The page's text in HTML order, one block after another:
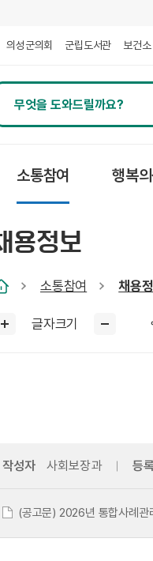
의성군의회 군립도서관 보건소
소통참여 행복
용정보
소통참여 채용
글자크기
작성자 사회보장과 등
(공고문) 2026년 통합사례